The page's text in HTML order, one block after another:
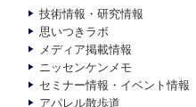
技術情報・研究情報
思いつきラボ
メディア掲載情報
ニッセンケンメモ
セミナー情報・イベント情報
アパレル散歩道